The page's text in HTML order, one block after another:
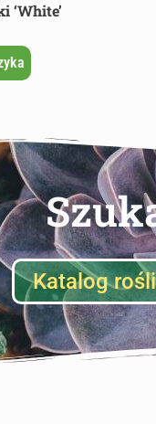
‘White’
Katalog